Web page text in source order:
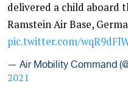
delivered a child aboard
Ramstein Air Base,
pic.twitter.com/
— Air Mobility Command
2021